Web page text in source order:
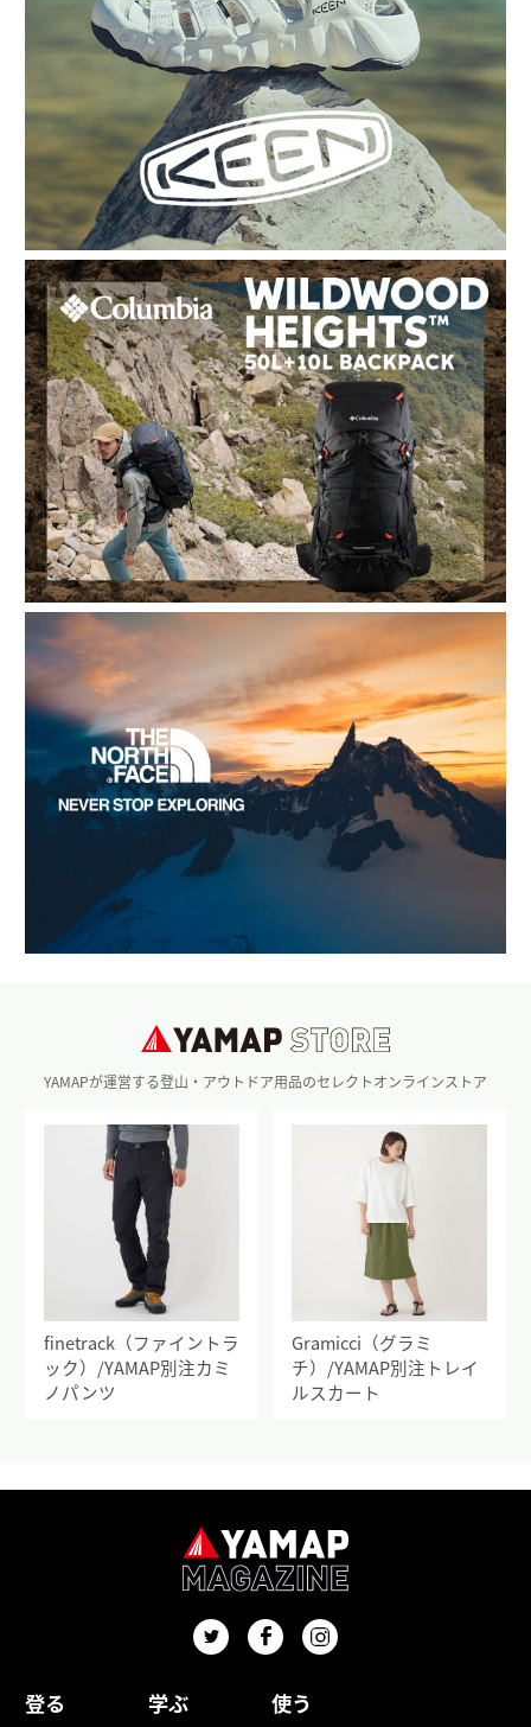
YAMAPが運営する登山・アウトドア用品のセレクトオンラインストア
finetrack（ファイントラ
ック）/YAMAP別注カミ
ノパンツ
Gramicci（グラミ
チ）/YAMAP別注トレイ
ルスカート
登る 学ぶ 使う